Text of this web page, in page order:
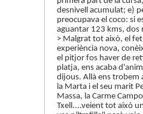
desnivell acumulat; e)
preocupava el coco: si
aguantar 123 kms, dos
> Malgrat tot això, el
experiència nova,
el pitjor fos haver de
platja, ens acaba
dijous. Allà ens trobem
la Marta i el seu marit
Massa, la Carme
Txell....veient tot això